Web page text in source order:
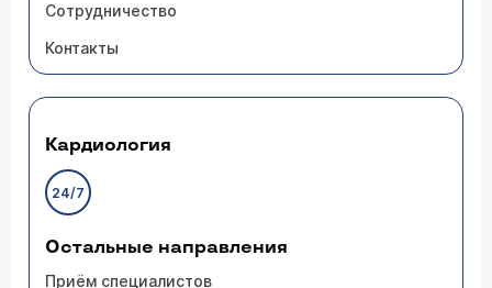
Сотрудничество
Контакты
Кардиология
24/7
Остальные направления
Приём специалистов